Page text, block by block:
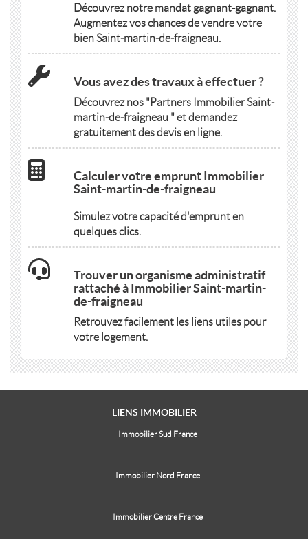
Découvrez notre mandat gagnant-gagnant.
Augmentez vos chances de vendre votre
bien Saint-martin-de-fraigneau.
Vous avez des travaux à effectuer ?
Découvrez nos "Partners Immobilier Saint-
martin-de-fraigneau " et demandez
gratuitement des devis en ligne.
Calculer votre emprunt Immobilier
Saint-martin-de-fraigneau
Simulez votre capacité d'emprunt en
quelques clics.
Trouver un organisme administratif
rattaché à Immobilier Saint-martin-
de-fraigneau
Retrouvez facilement les liens utiles pour
votre logement.
LIENS IMMOBILIER
Immobilier Sud France
Immobilier Nord France
Immobilier Centre France